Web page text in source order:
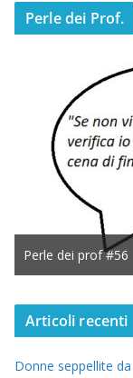
Perle dei Prof.
Perle dei prof #56
Articoli recenti
Donne seppellite